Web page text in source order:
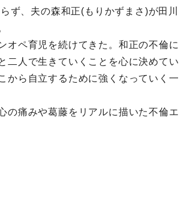
ず、夫の森和正(もりかずまさ)が田川
オペ育児を続けてきた。和正の不倫に
二人で生きていくことを心に決めてい
から自立するために強くなっていく一
の痛みや葛藤をリアルに描いた不倫エ